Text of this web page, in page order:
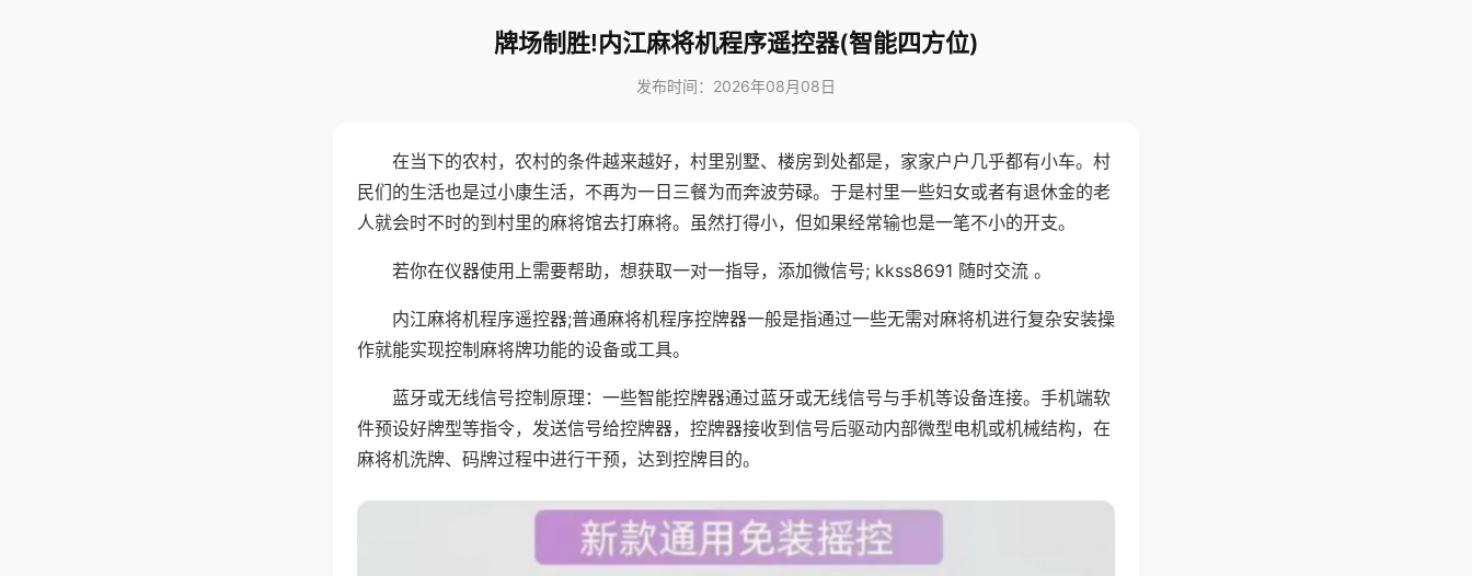
牌场制胜!内江麻将机程序遥控器(智能四方位)
发布时间：2026年08月08日
在当下的农村，农村的条件越来越好，村里别墅、楼房到处都是，家家户户几乎都有小车。村
民们的生活也是过小康生活，不再为一日三餐为而奔波劳碌。于是村里一些妇女或者有退休金的老
人就会时不时的到村里的麻将馆去打麻将。虽然打得小，但如果经常输也是一笔不小的开支。
若你在仪器使用上需要帮助，想获取一对一指导，添加微信号; kkss8691 随时交流 。
内江麻将机程序遥控器;普通麻将机程序控牌器一般是指通过一些无需对麻将机进行复杂安装操
作就能实现控制麻将牌功能的设备或工具。
蓝牙或无线信号控制原理：一些智能控牌器通过蓝牙或无线信号与手机等设备连接。手机端软
件预设好牌型等指令，发送信号给控牌器，控牌器接收到信号后驱动内部微型电机或机械结构，在
麻将机洗牌、码牌过程中进行干预，达到控牌目的。